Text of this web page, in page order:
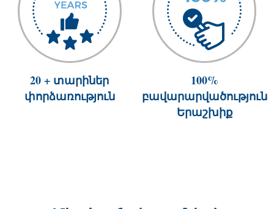
20 + տարիներ
փորձառություն
100%
բավարարվածություն
Երաշխիք